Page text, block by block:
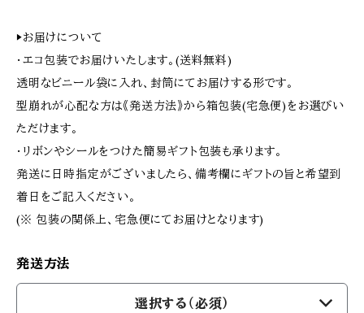
▶︎お届けについて
・エコ包装でお届けいたします。(送料無料)
透明なビニール袋に入れ、封筒にてお届けする形です。
型崩れが心配な方は《発送方法》から箱包装(宅急便)をお選びい
ただけます。
・リボンやシールをつけた簡易ギフト包装も承ります。
発送に日時指定がございましたら、備考欄にギフトの旨と希望到
着日をご記入ください。
(※ 包装の関係上、宅急便にてお届けとなります)
発送方法
選択する（必須）